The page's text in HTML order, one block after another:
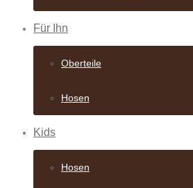
Für Ihn
Oberteile
Hosen
Kids
Hosen